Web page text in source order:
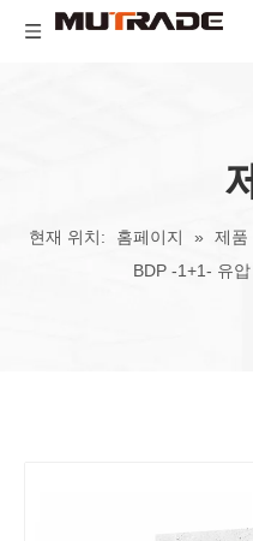
현재 위치: 홈페이지 » 제품
BDP -1+1- 유